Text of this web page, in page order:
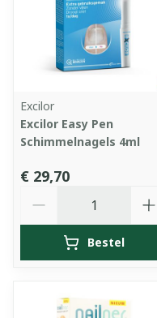
Excilor
Excilor Easy Pen
Schimmelnagels 4ml
€ 29,70
Bestel